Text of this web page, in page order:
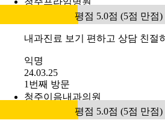
평점 5.0점 (5점 만점)
내과진료 보기 편하고 상담 친절
익명
24.03.25
1번째 방문
청주이음내과의원
평점 5.0점 (5점 만점)